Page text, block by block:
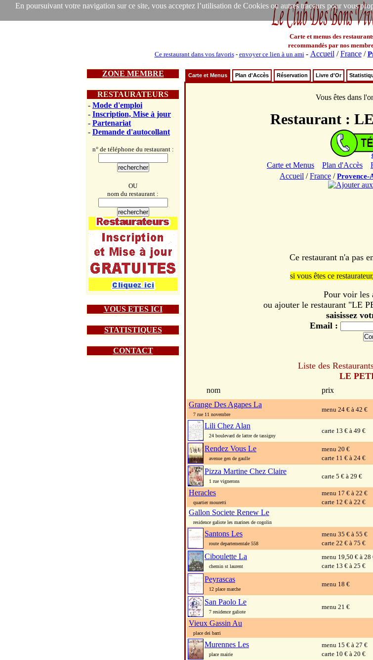
En poursuivant votre navigation sur ce site, vous acceptez l’utilisation de Cookies ou autres traceurs pour vous
Carte et menus des
recommandés par nos
Ce restaurant dans vos favoris- envoyer ce lien à un ami - Accueil /France/
ZONE MEMBRE
RESTAURATEURS
- Mode d'emploi
- Inscription, Mise à jour
- Partenariat
- Demande d'autocollant
n° de téléphone du restaurant :
OU
nom du restaurant :
VOUS ETES ICI
STATISTIQUES
CONTACT
Carte et Menus Plan d'Accès Réservation Livre d'Or
Vous êtes dans
Restaurant :
Carte et Menus Plan d'Accès
Accueil /France /Provence-
Ce restaurant n'a pas
si vous êtes ce
Pour voir les
ou ajouter le restaurant "LE
saisissez
Email :
Liste des
LE
nom prix
Grange Des Agapes La
7 rue 11 novembre
menu 24 € à 42 €
Lili Chez Alan
24 boulevard de lattre de tassigny
carte 13 € à 49 €
Rendez Vous Le
avenue gen de gaulle
menu 20 €
carte 11 € à 24 €
Pizza Martine Chez Claire
1 rue vignerons
carte 5 € à 29 €
Heracles
quartier mouretti
menu 17 € à 22 €
carte 12 € à 22 €
Gallon Societe Renew Le
residence galiote les marines de cogolin
Santons Les
route departementale 558
menu 35 € à 55 €
carte 22 € à 75 €
Ciboulette La
chemin st laurent
menu 19,50 € à 28
carte 13 € à 25 €
Peyrascas
12 place marche
menu 18 €
San Paolo Le
7 residence galiote
menu 21 €
Vieux Gassin Au
place dei barri
Murennes Les
place mairie
menu 15 € à 27 €
carte 10 € à 20 €